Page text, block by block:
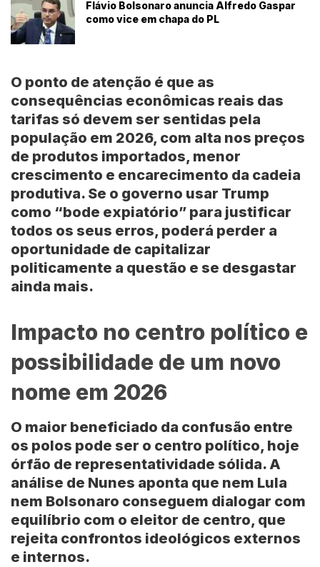
Flávio Bolsonaro anuncia Alfredo Gaspar
como vice em chapa do PL
O ponto de atenção é que as
consequências econômicas reais das
tarifas só devem ser sentidas pela
população em 2026, com alta nos preços
de produtos importados, menor
crescimento e encarecimento da cadeia
produtiva. Se o governo usar Trump
como “bode expiatório” para justificar
todos os seus erros, poderá perder a
oportunidade de capitalizar
politicamente a questão e se desgastar
ainda mais.
Impacto no centro político e
possibilidade de um novo
nome em 2026
O maior beneficiado da confusão entre
os polos pode ser o centro político, hoje
órfão de representatividade sólida. A
análise de Nunes aponta que nem Lula
nem Bolsonaro conseguem dialogar com
equilíbrio com o eleitor de centro, que
rejeita confrontos ideológicos externos
e internos.